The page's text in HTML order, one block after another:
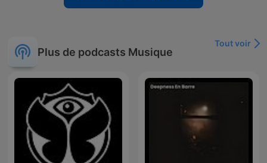
Plus de podcasts Musique
Tout voir